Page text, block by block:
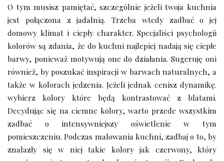
O tym musisz pamiętać, szczególnie jeżeli twoja kuchnia
jest połączona z jadalnią. Trzeba wtedy zadbać o jej
domowy klimat i ciepły charakter. Specjaliści psychologii
kolorów są zdania, że do kuchni najlepiej nadają się ciepłe
barwy, ponieważ motywują one do działania. Sugeruję oni
również, by poszukać inspiracji w barwach naturalnych, a
także w kolorach jedzenia. Jeżeli jednak cenisz dynamikę.
wybierz kolory które będą kontrastować z blatami.
Decydując się na ciemne kolory, warto przede wszystkim
zadbać o intensywniejszy oświetlenie w tym
pomieszczeniu. Podczas malowania kuchni, zadbaj o to, by
znalazły się w niej takie kolory jak czerwony, który